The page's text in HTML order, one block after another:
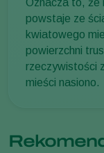
Oznacza to, że
powstaje ze
kwiatowego
powierzchni
rzeczywistości
mieści nasiono.